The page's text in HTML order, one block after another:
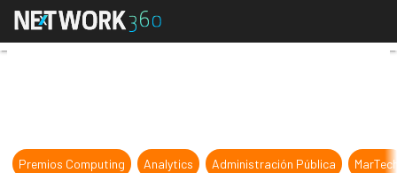
Grupo Arania unifica la gestión de
Premios Computing Analytics Administración Pública